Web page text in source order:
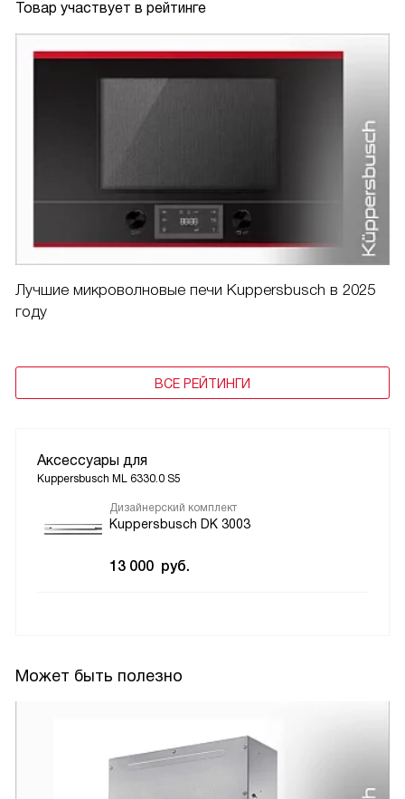
Товар участвует в рейтинге
Лучшие микроволновые печи Kuppersbusch в 2025
году
ВСЕ РЕЙТИНГИ
Аксессуары для
Kuppersbusch ML 6330.0 S5
Дизайнерский комплект
Kuppersbusch DK 3003
13 000 руб.
Может быть полезно